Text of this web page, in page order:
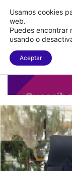
Menu
Usamos cookies
web.
Puedes encontrar
usando o
Aceptar